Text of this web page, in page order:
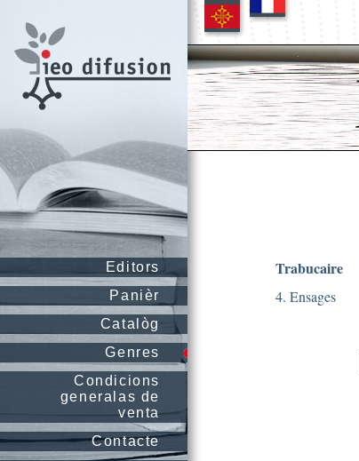
Editors
Panièr
Catalòg
Genres
Condicions
generalas de
venta
Contacte
Trabucaire
4. Ensages